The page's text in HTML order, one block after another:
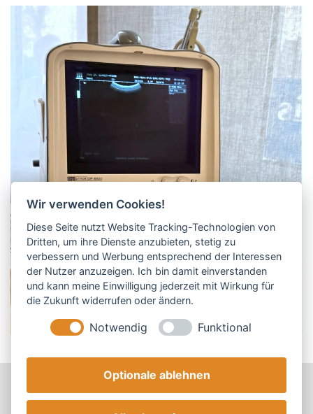
Impressum Datenschutz
Wir verwenden Cookies!
Diese Seite nutzt Website Tracking-Technologien von
Dritten, um ihre Dienste anzubieten, stetig zu
verbessern und Werbung entsprechend der Interessen
der Nutzer anzuzeigen. Ich bin damit einverstanden
und kann meine Einwilligung jederzeit mit Wirkung für
die Zukunft widerrufen oder ändern.
Notwendig Funktional
Optionale ablehnen